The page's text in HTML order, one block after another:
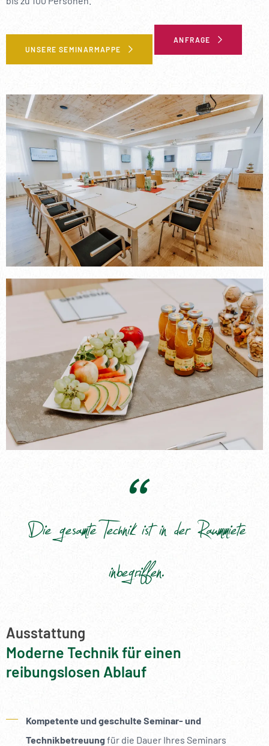
----
----
----
--
UNSERE SEMINARMAPPE
ANFRAGE
Die gesamte Technik ist in der Raummiete
inbegriffen.
Ausstattung
Moderne Technik für einen
reibungslosen Ablauf
Kompetente und geschulte Seminar- und
Technikbetreuung für die Dauer Ihres Seminars